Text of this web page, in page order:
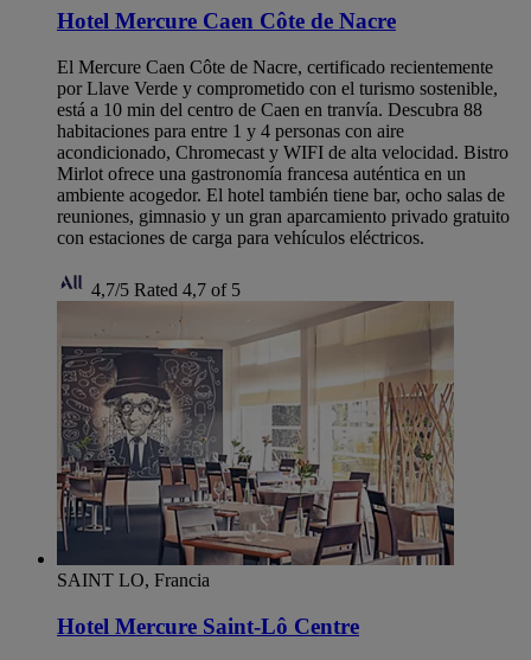
Hotel Mercure Caen Côte de Nacre
El Mercure Caen Côte de Nacre, certificado recientemente
por Llave Verde y comprometido con el turismo sostenible,
está a 10 min del centro de Caen en tranvía. Descubra 88
habitaciones para entre 1 y 4 personas con aire
acondicionado, Chromecast y WIFI de alta velocidad. Bistro
Mirlot ofrece una gastronomía francesa auténtica en un
ambiente acogedor. El hotel también tiene bar, ocho salas de
reuniones, gimnasio y un gran aparcamiento privado gratuito
con estaciones de carga para vehículos eléctricos.
4,7/5 Rated 4,7 of 5
SAINT LO, Francia
Hotel Mercure Saint-Lô Centre